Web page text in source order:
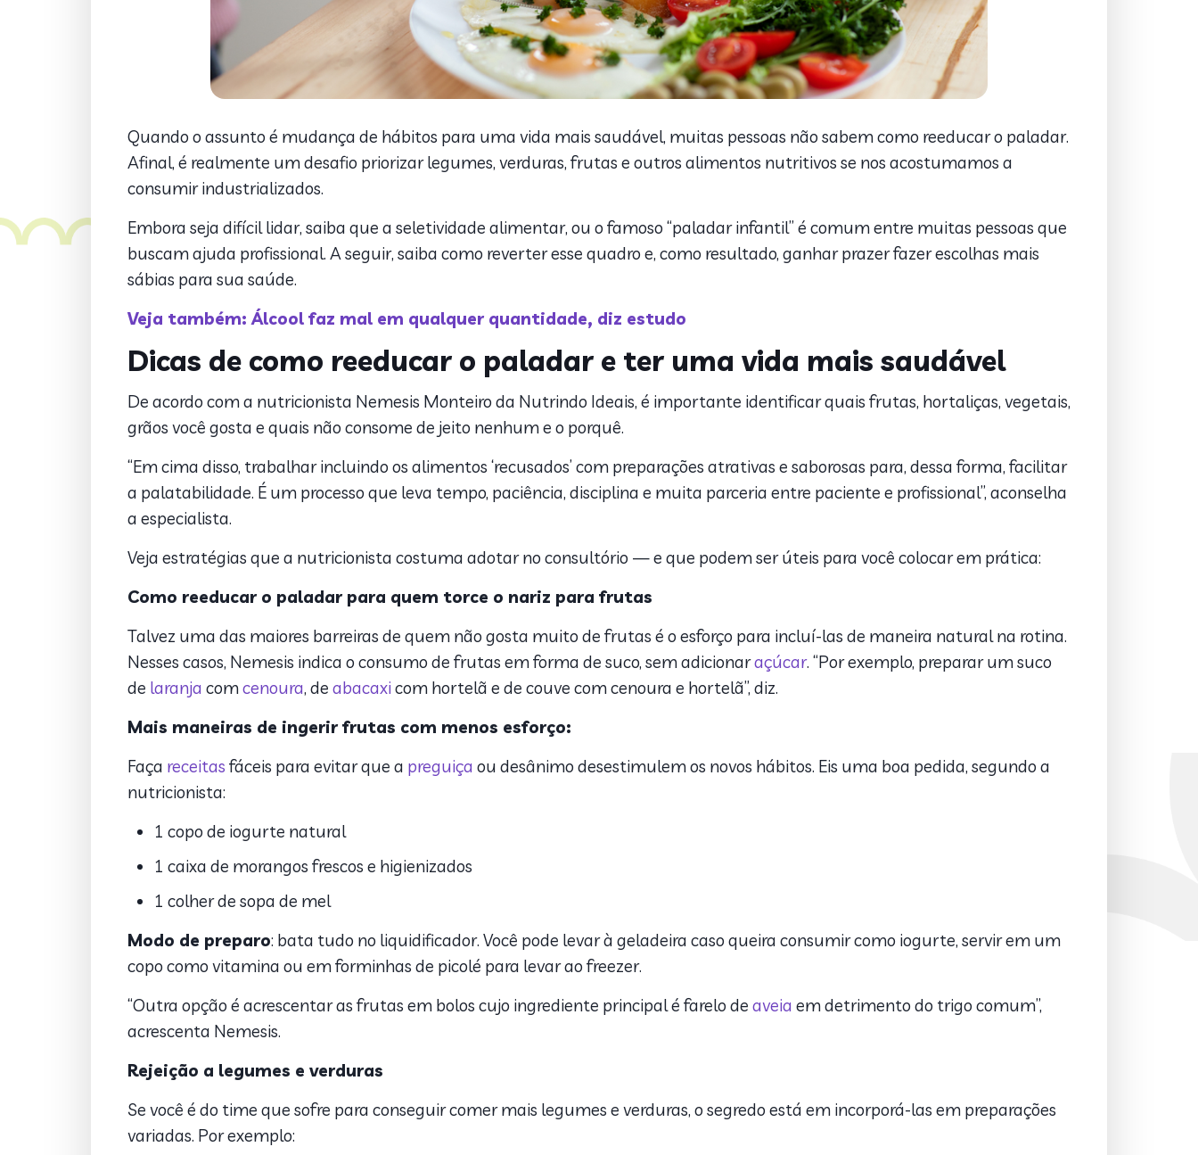
Quando o assunto é mudança de hábitos para uma vida mais saudável, muitas pessoas não sabem como reeducar o paladar.
Afinal, é realmente um desafio priorizar legumes, verduras, frutas e outros alimentos nutritivos se nos acostumamos a
consumir industrializados.
Embora seja difícil lidar, saiba que a seletividade alimentar, ou o famoso “paladar infantil” é comum entre muitas pessoas que
buscam ajuda profissional. A seguir, saiba como reverter esse quadro e, como resultado, ganhar prazer fazer escolhas mais
sábias para sua saúde.
Veja também: Álcool faz mal em qualquer quantidade, diz estudo
Dicas de como reeducar o paladar e ter uma vida mais saudável
De acordo com a nutricionista Nemesis Monteiro da Nutrindo Ideais, é importante identificar quais frutas, hortaliças, vegetais,
grãos você gosta e quais não consome de jeito nenhum e o porquê.
“Em cima disso, trabalhar incluindo os alimentos ‘recusados’ com preparações atrativas e saborosas para, dessa forma, facilitar
a palatabilidade. É um processo que leva tempo, paciência, disciplina e muita parceria entre paciente e profissional”, aconselha
a especialista.
Veja estratégias que a nutricionista costuma adotar no consultório — e que podem ser úteis para você colocar em prática:
Como reeducar o paladar para quem torce o nariz para frutas
Talvez uma das maiores barreiras de quem não gosta muito de frutas é o esforço para incluí-las de maneira natural na rotina.
Nesses casos, Nemesis indica o consumo de frutas em forma de suco, sem adicionaraçúcar. “Por exemplo, preparar um suco
de laranja comcenoura, de abacaxicom hortelã e de couve com cenoura e hortelã”, diz.
Mais maneiras de ingerir frutas com menos esforço:
Faça receitas fáceis para evitar que a preguiça ou desânimo desestimulem os novos hábitos. Eis uma boa pedida, segundo a
nutricionista:
1 copo de iogurte natural
1 caixa de morangos frescos e higienizados
1 colher de sopa de mel
Modo de preparo: bata tudo no liquidificador. Você pode levar à geladeira caso queira consumir como iogurte, servir em um
copo como vitamina ou em forminhas de picolé para levar ao freezer.
“Outra opção é acrescentar as frutas em bolos cujo ingrediente principal é farelo de aveia em detrimento do trigo comum”,
acrescenta Nemesis.
Rejeição a legumes e verduras
Se você é do time que sofre para conseguir comer mais legumes e verduras, o segredo está em incorporá-las em preparações
variadas. Por exemplo: